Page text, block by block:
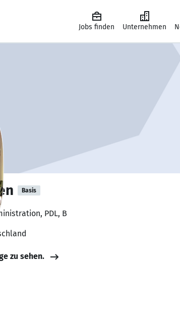
Jobs finden Unternehmen
Basis
PDL, B
zu sehen.